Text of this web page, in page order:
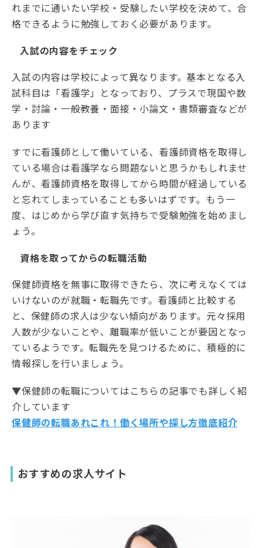
れまでに通いたい学校・受験したい学校を決めて、合
格できるように勉強しておく必要があります。
入試の内容をチェック
入試の内容は学校によって異なります。基本となる入
試科目は「看護学」となっており、プラスで現国や数
学・討論・一般教養・面接・小論文・書類審査などが
あります
すでに看護師として働いている、看護師資格を取得し
ている場合は看護学なら問題ないと思うかもしれませ
んが、看護師資格を取得してから時間が経過している
と忘れてしまっていることも多いはずです。もう一
度、はじめから学び直す気持ちで受験勉強を始めまし
ょう。
資格を取ってからの転職活動
保健師資格を無事に取得できたら、次に考えなくては
いけないのが就職・転職先です。看護師と比較する
と、保健師の求人は少ない傾向があります。元々採用
人数が少ないことや、離職率が低いことが要因となっ
ているようです。転職先を見つけるために、積極的に
情報探しを行いましょう。
▼保健師の転職についてはこちらの記事でも詳しく紹
介しています
保健師の転職あれこれ！働く場所や探し方徹底紹介
おすすめの求人サイト